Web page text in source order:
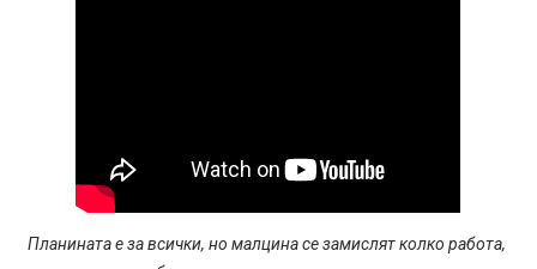
Планината е за всички, но малцина се замислят колко работа,